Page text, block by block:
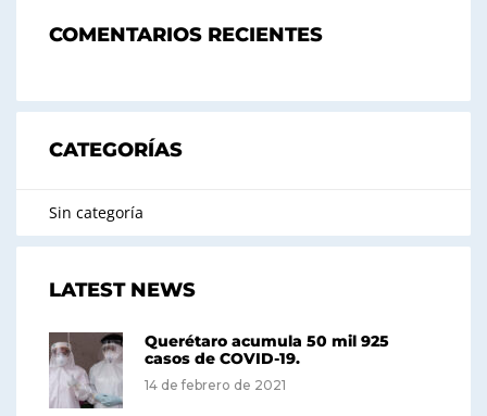
COMENTARIOS RECIENTES
CATEGORÍAS
Sin categoría
LATEST NEWS
Querétaro acumula 50 mil 925
casos de COVID-19.
14 de febrero de 2021